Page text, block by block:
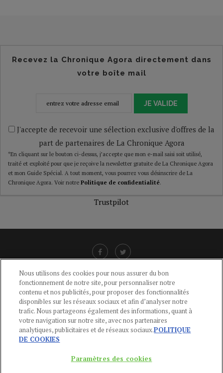
Recevez la Chronique Agora directement dans
votre boîte mail
JE VALIDE
J'accepte de recevoir une sélection exclusive d'offres de la
part de partenaires de La Chronique Agora
*En cliquant sur le bouton ci-dessus, j’accepte que mon e-mail saisi soit utilisé,
traité et exploité pour que je reçoive la newsletter gratuite de La Chronique Agora
et mon Guide Spécial. A tout moment, vous pourrez vous désinscrire de La
Chronique Agora. Voir notre Politique de confidentialité.
Trustpilot
LIENS UTILES
CGU-POLITIQUE DE CONFIDENTIALITÉ -POLITIQUE DES COOKIES
MENTIONS LÉGALES -AIDE
CONTACT
Du Lundi au Vendredi, 9h-13h et 14h-17h
Nous utilisons des cookies pour nous assurer du bon
fonctionnement de notre site, pour personnaliser notre
contenu et nos publicités, pour proposer des fonctionnalités
disponibles sur les réseaux sociaux et afin d’analyser notre
trafic. Nous partageons également des informations, quant à
votre navigation sur notre site, avec nos partenaires
analytiques, publicitaires et de réseaux sociaux.POLITIQUE
DE COOKIES
Paramètres des cookies